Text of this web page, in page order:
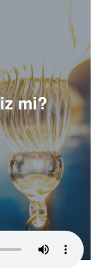
mi?